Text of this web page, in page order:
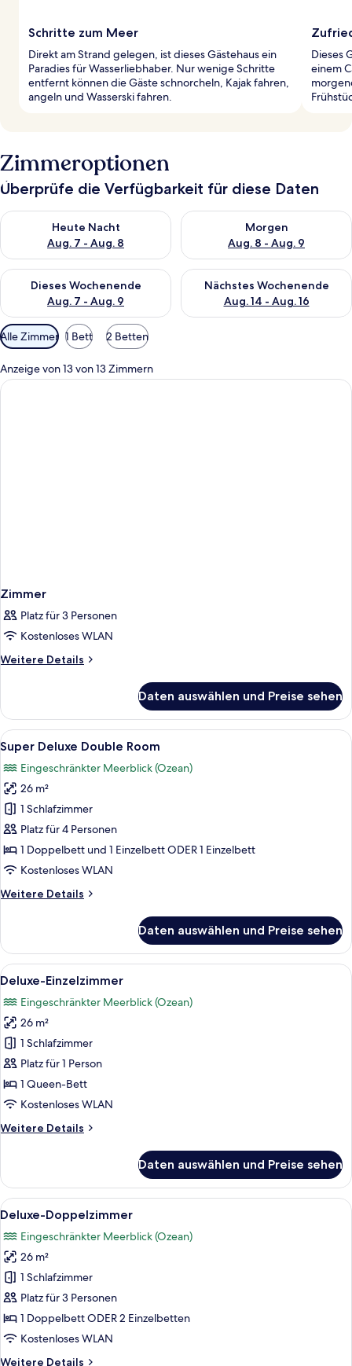
Schritte zum Meer
Direkt am Strand gelegen, ist dieses Gästehaus ein
Paradies für Wasserliebhaber. Nur wenige Schritte
entfernt können die Gäste schnorcheln, Kajak fahren,
angeln und Wasserski fahren.
Dieses
einem
Zimmeroptionen
Überprüfe die Verfügbarkeit für diese Daten
Heute Nacht
Aug. 7 - Aug. 8
Überprüfe die Verfügbarkeit für heute Nacht, Aug. 7 - Aug. 8.
Morgen
Aug. 8 - Aug. 9
Überprüfe die Verfügbarkeit
Dieses Wochenende
Aug. 7 - Aug. 9
Überprüfe die Verfügbarkeit für dieses Wochenende, Aug. 7
Nächstes Wochenende
Aug. 14 - Aug. 16
Überprüfe die Verfügbarkeit
Verfügbare
Filter
für
Zimmer
Alle Zimmer 1 Bett 2 Betten
Anzeige von 13 von 13 Zimmern
Zimmer
Platz für 3 Personen
Kostenloses WLAN
Weitere Details
Weitere
Daten auswählen und Preise sehen
Alle
Fotos
für
Super
Deluxe
Double
Room
anzeigen
Ein Hotelzimmer mit Bett,
6
Super Deluxe Double Room
Eingeschränkter Meerblick (Ozean)
26 m²
1 Schlafzimmer
Platz für 4 Personen
1 Doppelbett und 1 Einzelbett ODER 1 Einzelbett
Kostenloses WLAN
Weitere Details
Weitere
Deluxe
Double
Room
Daten auswählen und Preise sehen
Alle
Fotos
für
Deluxe-
Einzelzimmer
anzeigen
Ein Hotelzimmer mit Bett,
5
Deluxe-Einzelzimmer
Eingeschränkter Meerblick (Ozean)
26 m²
1 Schlafzimmer
Platz für 1 Person
1 Queen-Bett
Kostenloses WLAN
Weitere Details
Weitere
Einzelzimmer
Daten auswählen und Preise sehen
Alle
Fotos
für
Deluxe-
Doppelzimmer
anzeigen
Ein Hotelzimmer mit zwei Betten,
5
Deluxe-Doppelzimmer
Eingeschränkter Meerblick (Ozean)
26 m²
1 Schlafzimmer
Platz für 3 Personen
1 Doppelbett ODER 2 Einzelbetten
Kostenloses WLAN
Weitere Details
Weitere